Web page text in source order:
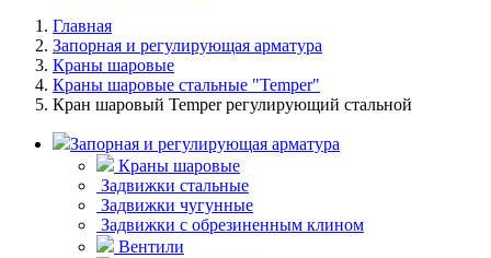
Главная
Запорная и регулирующая арматура
Краны шаровые
Краны шаровые стальные "Temper"
Кран шаровый Temper регулирующий стальной
Запорная и регулирующая арматура
Краны шаровые
Задвижки стальные
Задвижки чугунные
Задвижки с обрезиненным клином
Вентили